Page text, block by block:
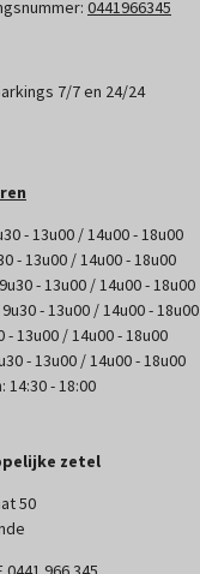
0441966345
7/7 en 24/24
- 13u00 / 14u00 - 18u00
- 13u00 / 14u00 - 18u00
- 13u00 / 14u00 - 18u00
- 13u00 / 14u00 - 18u00
- 13u00 / 14u00 - 18u00
- 13u00 / 14u00 - 18u00
- 18:00
zetel
50